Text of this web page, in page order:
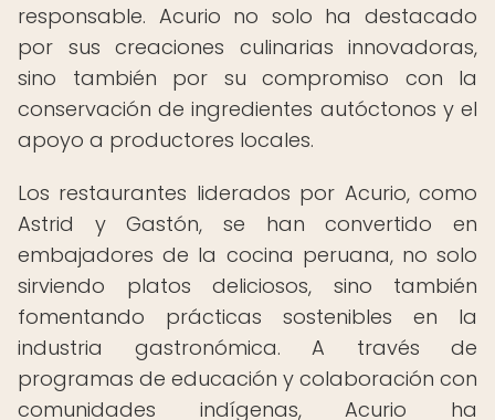
responsable. Acurio no solo ha destacado
por sus creaciones culinarias innovadoras,
sino también por su compromiso con la
conservación de ingredientes autóctonos y el
apoyo a productores locales.
Los restaurantes liderados por Acurio, como
Astrid y Gastón, se han convertido en
embajadores de la cocina peruana, no solo
sirviendo platos deliciosos, sino también
fomentando prácticas sostenibles en la
industria gastronómica. A través de
programas de educación y colaboración con
comunidades indígenas, Acurio ha